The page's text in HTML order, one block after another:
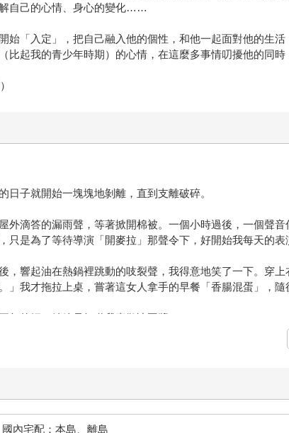
自己的心情、身心的變化……
始「入定」，把自己融入他的個性，和他一起面對他的生
比起我的青少年時期）的心情，在這麼多事情叨擾他的同
日子就開始一塊塊地剝離，直到支離破碎。
外滴答的漏雨聲，等著掀開棉被。一個小時過後，一個聲
只是為了等待導演「開麥拉」那聲令下，好開始我每天的表
，響起油在熱鍋裡跳動的吱裂聲，我得意地笑了一下。
」我才拖拉上桌，嘗著這女人拿手的早餐「香腸混蛋」，隨
年的媽，她總是知道我喜歡冰豆漿。
人講話，告訴我一些瑣碎的事，順便交代她一天的行程，
要主持。
國內宅配：本島、離島